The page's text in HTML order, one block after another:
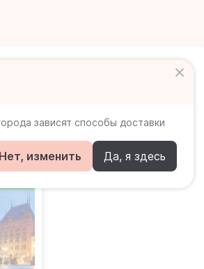
зависят способы доставки
Нет, изменить Да, я здесь